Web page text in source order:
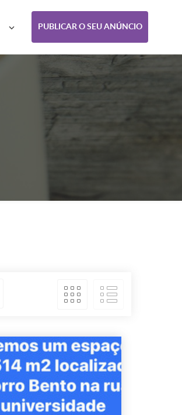
PUBLICAR O SEU ANÚNCIO